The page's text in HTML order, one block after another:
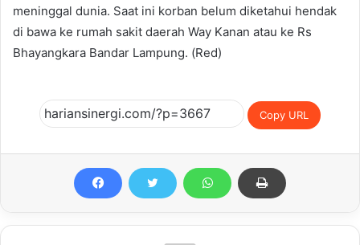
meninggal dunia. Saat ini korban belum diketahui hendak
di bawa ke rumah sakit daerah Way Kanan atau ke Rs
Bhayangkara Bandar Lampung. (Red)
Copy URL